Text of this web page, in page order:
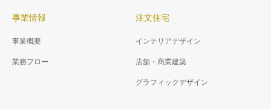
事業情報
事業概要
業務フロー
注文住宅
インテリアデザイン
店舗・商業建築
グラフィックデザイン